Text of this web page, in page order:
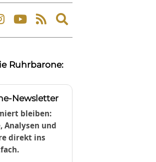
Expand
search
Ruhrbarone:
Newsletter
bleiben:
Analysen und
direkt ins